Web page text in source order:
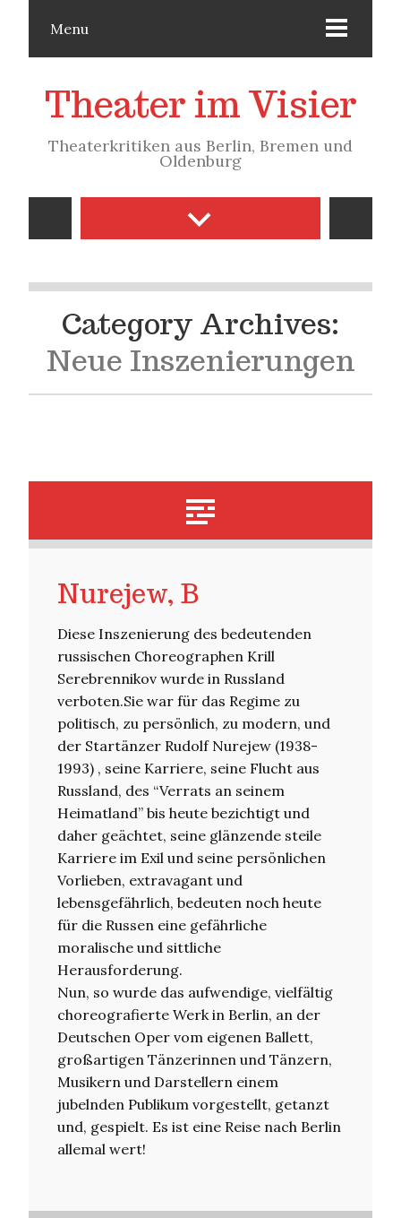
Menu
Theater im Visier
Theaterkritiken aus Berlin, Bremen und
Oldenburg
Category Archives:
Neue Inszenierungen
Nurejew, B
Diese Inszenierung des bedeutenden
russischen Choreographen Krill
Serebrennikov wurde in Russland
verboten.Sie war für das Regime zu
politisch, zu persönlich, zu modern, und
der Startänzer Rudolf Nurejew (1938-
1993) , seine Karriere, seine Flucht aus
Russland, des “Verrats an seinem
Heimatland” bis heute bezichtigt und
daher geächtet, seine glänzende steile
Karriere im Exil und seine persönlichen
Vorlieben, extravagant und
lebensgefährlich, bedeuten noch heute
für die Russen eine gefährliche
moralische und sittliche
Herausforderung.
Nun, so wurde das aufwendige, vielfältig
choreografierte Werk in Berlin, an der
Deutschen Oper vom eigenen Ballett,
großartigen Tänzerinnen und Tänzern,
Musikern und Darstellern einem
jubelnden Publikum vorgestellt, getanzt
und, gespielt. Es ist eine Reise nach Berlin
allemal wert!